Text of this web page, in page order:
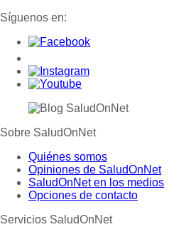
Síguenos en:
Sobre SaludOnNet
Quiénes somos
Opiniones de SaludOnNet
SaludOnNet en los medios
Opciones de contacto
Servicios SaludOnNet